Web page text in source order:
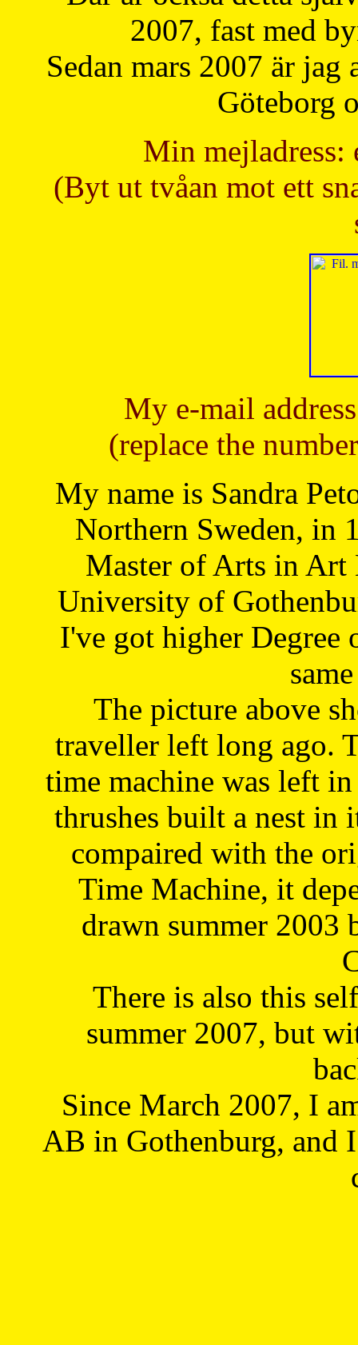
2007, fast med
Sedan mars 2007 är
Göteborg
Min mejladress:
(Byt ut tvåan mot ett
My e-mail
(replace the
My name is Sandra
Northern Sweden, in
Master of Arts in Art
University of
I've got higher Degree
The picture above
traveller left long ago.
time machine was left
thrushes built a nest in
compaired with the
Time Machine, it
drawn summer 2003
There is also this
summer 2007, but
Since March 2007, I
AB in Gothenburg, and